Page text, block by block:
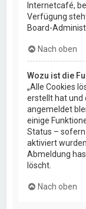
Internetcafé,
Verfügung
Board-
Nach oben
Wozu ist die
„Alle Cookies
erstellt hat und
angemeldet
einige
Status –
aktiviert
Abmeldung
löscht.
Nach oben